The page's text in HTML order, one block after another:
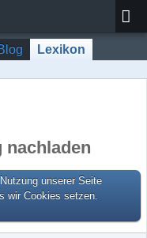
Lexikon
unserer Seite
wir Cookies setzen.